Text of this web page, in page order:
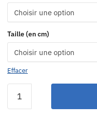
Taille (en cm)
Effacer